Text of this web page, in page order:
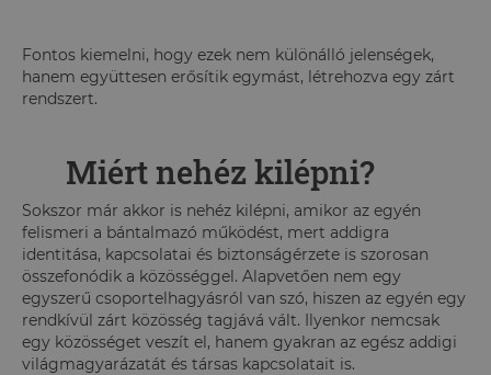
Fontos kiemelni, hogy ezek nem különálló jelenségek,
hanem együttesen erősítik egymást, létrehozva egy zárt
rendszert.
Miért nehéz kilépni?
Sokszor már akkor is nehéz kilépni, amikor az egyén
felismeri a bántalmazó működést, mert addigra
identitása, kapcsolatai és biztonságérzete is szorosan
összefonódik a közösséggel. Alapvetően nem egy
egyszerű csoportelhagyásról van szó, hiszen az egyén egy
rendkívül zárt közösség tagjává vált. Ilyenkor nemcsak
egy közösséget veszít el, hanem gyakran az egész addigi
világmagyarázatát és társas kapcsolatait is.